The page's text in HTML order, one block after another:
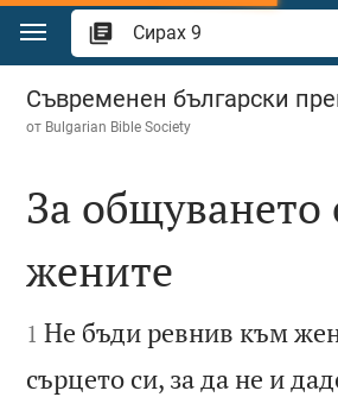
Преминете към съдържанието
Сирах 9
Съвременен български
от Bulgarian Bible Society

За общуването
жените

1 Не бъди ревнив към
сърцето си, за да не и